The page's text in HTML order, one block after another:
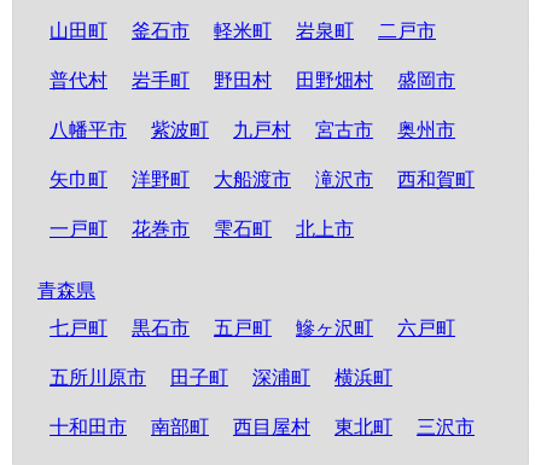
山田町 釜石市 軽米町 岩泉町 二戸市
普代村 岩手町 野田村 田野畑村 盛岡市
八幡平市 紫波町 九戸村 宮古市 奥州市
矢巾町 洋野町 大船渡市 滝沢市 西和賀町
一戸町 花巻市 雫石町 北上市
青森県
七戸町
黒石市 五戸町 鰺ヶ沢町 六戸町
五所川原市 田子町 深浦町 横浜町
十和田市 南部町 西目屋村 東北町 三沢市